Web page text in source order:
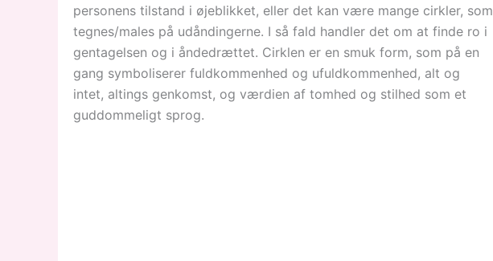
personens tilstand i øjeblikket, eller det kan være mange cirkler, som
tegnes/males på udåndingerne. I så fald handler det om at finde ro i
gentagelsen og i åndedrættet. Cirklen er en smuk form, som på en
gang symboliserer fuldkommenhed og ufuldkommenhed, alt og
intet, altings genkomst, og værdien af tomhed og stilhed som et
guddommeligt sprog.